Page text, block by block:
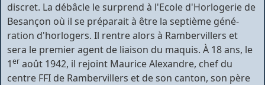
discret. La débâcle le surprend à l'Ecole d'Horlogerie de
Besançon où il se préparait à être la septième géné­
ration d'horlogers. Il rentre alors à Rambervillers et
sera le premier agent de liaison du maquis. À 18 ans, le
1er août 1942, il rejoint Maurice Alexandre, chef du
centre FFI de Rambervillers et de son canton, son père